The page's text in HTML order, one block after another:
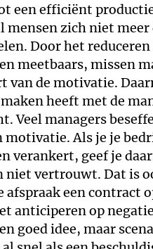
een efficiënt
mensen zich niet
Door het
meetbaars, missen
van de motivatie.
heeft met de
Veel managers
motivatie. Als je je
verankert, geef je
niet vertrouwt. Dat is
afspraak een contract
anticiperen op
goed idee, maar